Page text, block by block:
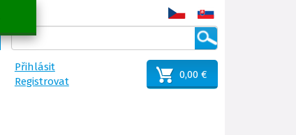
Přihlásit
Registrovat
0,00 €